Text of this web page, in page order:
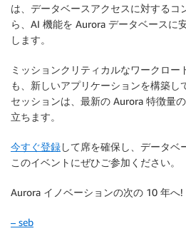
は、データベースアクセスに対するコ
ら、AI 機能を Aurora データベースに
します。
ミッションクリティカルなワークロー
も、新しいアプリケーションを構築し
セッションは、最新の Aurora 特徴量
立ちます。
今すぐ登録して席を確保し、データベ
このイベントにぜひご参加ください。
Aurora イノベーションの次の 10 年へ!
– seb